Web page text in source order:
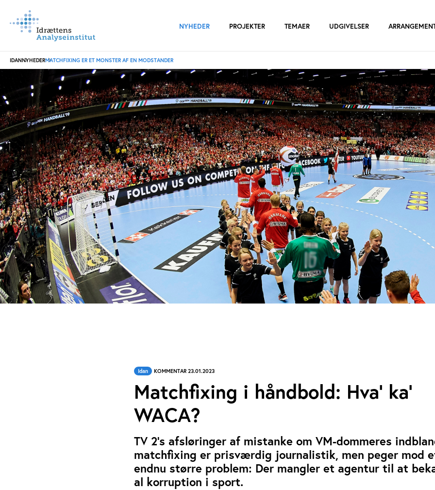
NYHEDER PROJEKTER TEMAER UDGIVELSER
IDANNYHEDERMATCHFIXING ER ET MONSTER AF EN MODSTANDER
Idan KOMMENTAR 23.01.2023
Matchfixing i håndbold: Hva’ ka’
WACA?
TV 2's afsløringer af mistanke om VM-dommeres
matchfixing er prisværdig journalistik, men peger mod
endnu større problem: Der mangler et agentur til at
al korruption i sport.